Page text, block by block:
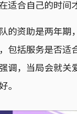
适合自己的时间
的资助是两年期
包括服务是否适
调，当局会就关
。